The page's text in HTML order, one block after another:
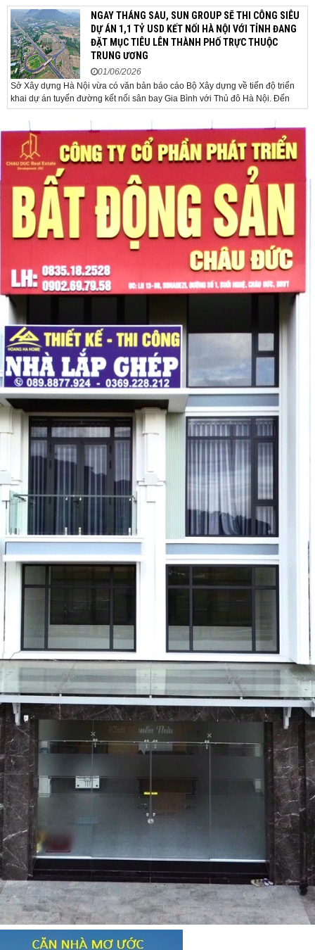
trường quốc tế được giao dịch ở mức 4.520
USD/ounce, tăng khoảng 35 USD/ounce so với buổi
sáng. Trong phiên, có thời điểm giá vàng...
NGAY THÁNG SAU, SUN GROUP SẼ THI CÔNG SIÊU
DỰ ÁN 1,1 TỶ USD KẾT NỐI HÀ NỘI VỚI TỈNH ĐANG
ĐẶT MỤC TIÊU LÊN THÀNH PHỐ TRỰC THUỘC
TRUNG ƯƠNG
01/06/2026
Sở Xây dựng Hà Nội vừa có văn bản báo cáo Bộ Xây dựng về tiến độ triển
khai dự án tuyến đường kết nối sân bay Gia Bình với Thủ đô Hà Nội. Đến
nay, công tác giải phóng mặt bằng và chuẩn bị đầu tư của dự án đã ghi nhận
nhiều kết...
ĐĂNG KÝ TƯ VẤN MIỄN PHÍ
HOÀN THÀNH
Đăng ký tư vấn trực tiếp 24/7:
0835182528 - 0819151818